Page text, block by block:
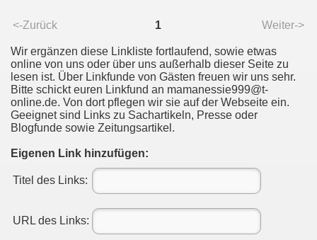
<-Zurück 1 Weiter->
Wir ergänzen diese Linkliste fortlaufend, sowie etwas
online von uns oder über uns außerhalb dieser Seite zu
lesen ist. Über Linkfunde von Gästen freuen wir uns sehr.
Bitte schickt euren Linkfund an mamanessie999@t-
online.de. Von dort pflegen wir sie auf der Webseite ein.
Geeignet sind Links zu Sachartikeln, Presse oder
Blogfunde sowie Zeitungsartikel.
Eigenen Link hinzufügen:
Titel des Links:
URL des Links: